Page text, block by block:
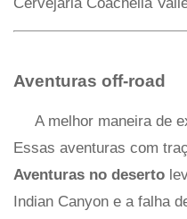
Aventuras off-road
A melhor maneira de
Essas aventuras com
Aventuras no deserto
Indian Canyon e a falha